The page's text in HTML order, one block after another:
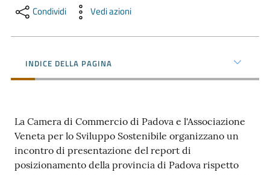
Tutelare
Impresa
e
La
Condividi Vedi azioni
INDICE DELLA PAGINA
La Camera di Commercio di Padova e l'Associazione
Veneta per lo Sviluppo Sostenibile organizzano un
incontro di presentazione del report di
posizionamento della provincia di Padova rispetto